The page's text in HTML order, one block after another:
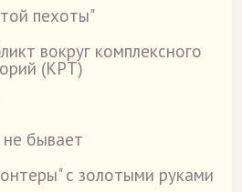
пехоты"
вокруг комплексного
(КРТ)
бывает
с золотыми руками